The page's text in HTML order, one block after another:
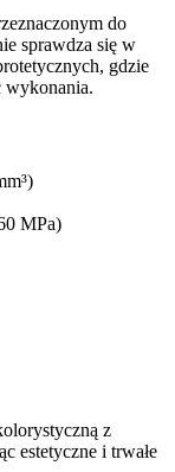
do
sprawdza się w
gdzie
wykonania.
MPa)
z
estetyczne i trwałe